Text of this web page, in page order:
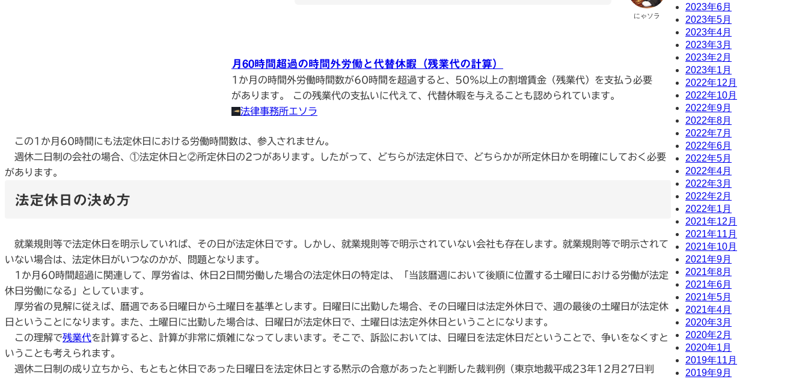
にゃソラ
月60時間超過の時間外労働と代替休暇（残業代の計算）
1か月の時間外労働時間数が60時間を超過すると、50％以上の割増賃金（残業代）を支払う必要
があります。 この残業代の支払いに代えて、代替休暇を与えることも認められています。
法律事務所エソラ
この1か月60時間にも法定休日における労働時間数は、参入されません。
週休二日制の会社の場合、①法定休日と②所定休日の2つがあります。したがって、どちらが法定休日で、どちらかが所定休日かを明確にしておく必要
があります。
法定休日の決め方
就業規則等で法定休日を明示していれば、その日が法定休日です。しかし、就業規則等で明示されていない会社も存在します。就業規則等で明示されて
いない場合は、法定休日がいつなのかが、問題となります。
1か月60時間超過に関連して、厚労省は、休日2日間労働した場合の法定休日の特定は、「当該暦週において後順に位置する土曜日における労働が法定
休日労働になる」としています。
厚労省の見解に従えば、暦週である日曜日から土曜日を基準とします。日曜日に出勤した場合、その日曜日は法定外休日で、週の最後の土曜日が法定休
日ということになります。また、土曜日に出勤した場合は、日曜日が法定休日で、土曜日は法定外休日ということになります。
この理解で残業代を計算すると、計算が非常に煩雑になってしまいます。そこで、訴訟においては、日曜日を法定休日だということで、争いをなくすと
いうことも考えられます。
週休二日制の成り立ちから、もともと休日であった日曜日を法定休日とする黙示の合意があったと判断した裁判例（東京地裁平成23年12月27日判
2023年6月
2023年5月
2023年4月
2023年3月
2023年2月
2023年1月
2022年12月
2022年10月
2022年9月
2022年8月
2022年7月
2022年6月
2022年5月
2022年4月
2022年3月
2022年2月
2022年1月
2021年12月
2021年11月
2021年10月
2021年9月
2021年8月
2021年6月
2021年5月
2021年4月
2020年3月
2020年2月
2020年1月
2019年11月
2019年9月